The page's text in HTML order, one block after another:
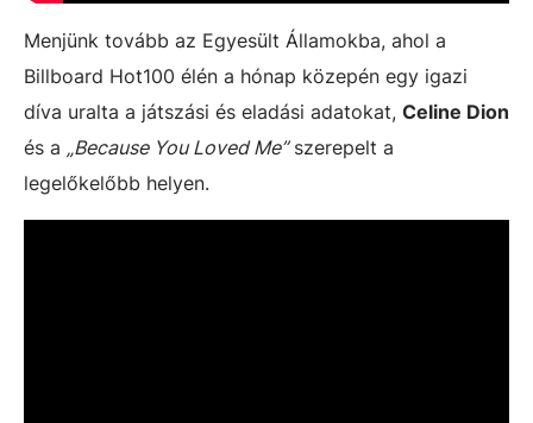
Menjünk tovább az Egyesült Államokba, ahol a
Billboard Hot100 élén a hónap közepén egy igazi
díva uralta a játszási és eladási adatokat, Celine Dion
és a „Because You Loved Me”szerepelt a
legelőkelőbb helyen.